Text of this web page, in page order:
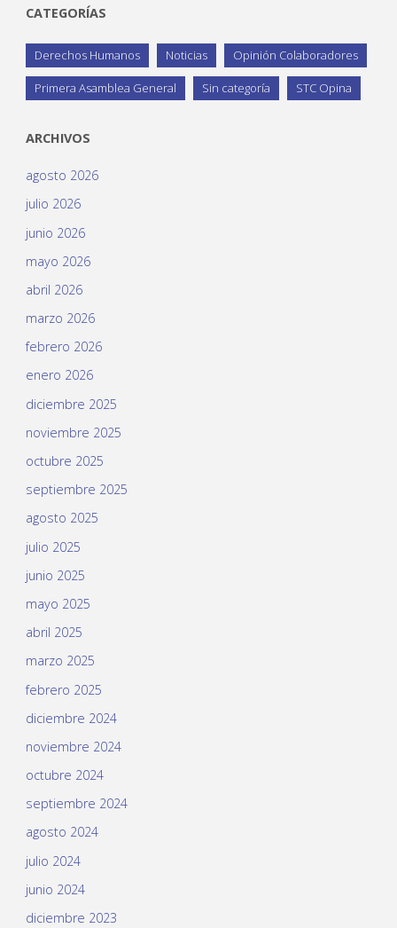
CATEGORÍAS
Derechos Humanos Noticias Opinión Colaboradores
Primera Asamblea General Sin categoría STC Opina
ARCHIVOS
agosto 2026
julio 2026
junio 2026
mayo 2026
abril 2026
marzo 2026
febrero 2026
enero 2026
diciembre 2025
noviembre 2025
octubre 2025
septiembre 2025
agosto 2025
julio 2025
junio 2025
mayo 2025
abril 2025
marzo 2025
febrero 2025
diciembre 2024
noviembre 2024
octubre 2024
septiembre 2024
agosto 2024
julio 2024
junio 2024
diciembre 2023